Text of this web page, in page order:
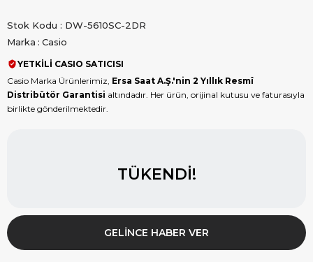
Stok Kodu
DW-5610SC-2DR
Marka : Casio
YETKİLİ CASIO SATICISI
Casio Marka Ürünlerimiz, Ersa Saat A.Ş.'nin 2 Yıllık Resmî
Distribütör Garantisi altındadır. Her ürün, orijinal kutusu ve faturasıyla
birlikte gönderilmektedir.
TÜKENDI!
GELINCE HABER VER